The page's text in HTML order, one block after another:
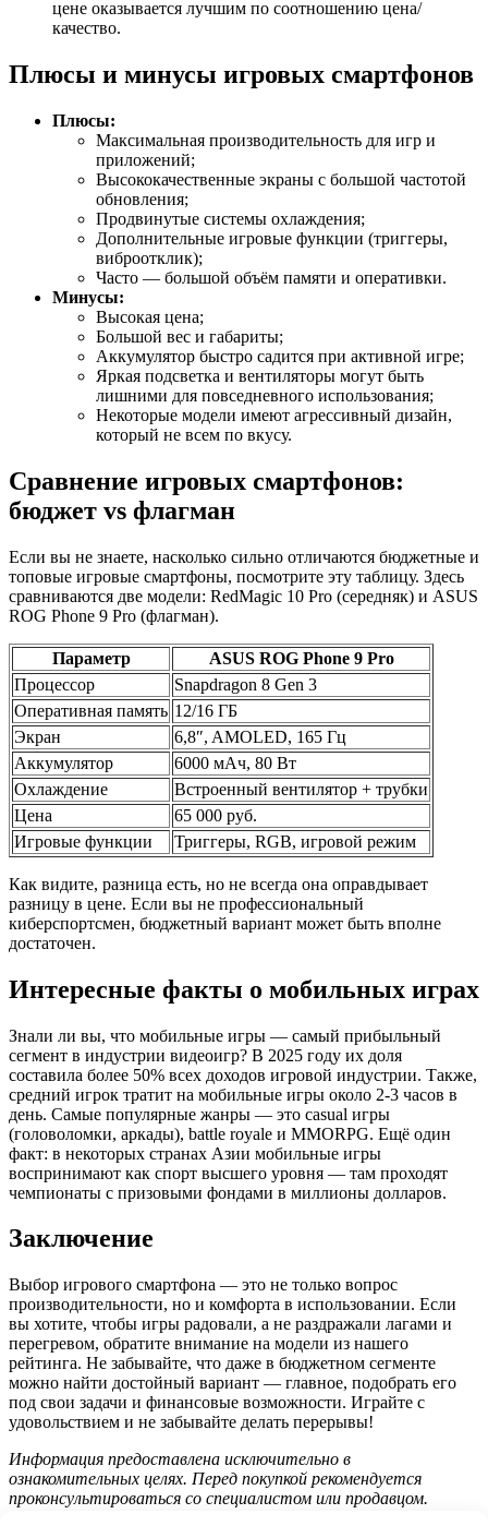
цене оказывается лучшим по соотношению цена/
качество.
Плюсы и минусы игровых смартфонов
Плюсы:
Максимальная производительность для игр и
приложений;
Высококачественные экраны с большой частотой
обновления;
Продвинутые системы охлаждения;
Дополнительные игровые функции (триггеры,
виброотклик);
Часто — большой объём памяти и оперативки.
Минусы:
Высокая цена;
Большой вес и габариты;
Аккумулятор быстро садится при активной игре;
Яркая подсветка и вентиляторы могут быть
лишними для повседневного использования;
Некоторые модели имеют агрессивный дизайн,
который не всем по вкусу.
Сравнение игровых смартфонов:
бюджет vs флагман
Если вы не знаете, насколько сильно отличаются бюджетные и
топовые игровые смартфоны, посмотрите эту таблицу. Здесь
сравниваются две модели: RedMagic 10 Pro (середняк) и ASUS
ROG Phone 9 Pro (флагман).
Параметр
ASUS ROG Phone 9 Pro
Процессор
Snapdragon 8 Gen 3
Оперативная память 12/16 ГБ
Экран
6,8″, AMOLED, 165 Гц
Аккумулятор
6000 мАч, 80 Вт
Охлаждение
Встроенный вентилятор + трубки
Цена
65 000 руб.
Игровые функции
Триггеры, RGB, игровой режим
Как видите, разница есть, но не всегда она оправдывает
разницу в цене. Если вы не профессиональный
киберспортсмен, бюджетный вариант может быть вполне
достаточен.
Интересные факты о мобильных играх
Знали ли вы, что мобильные игры — самый прибыльный
сегмент в индустрии видеоигр? В 2025 году их доля
составила более 50% всех доходов игровой индустрии. Также,
средний игрок тратит на мобильные игры около 2-3 часов в
день. Самые популярные жанры — это casual игры
(головоломки, аркады), battle royale и MMORPG. Ещё один
факт: в некоторых странах Азии мобильные игры
воспринимают как спорт высшего уровня — там проходят
чемпионаты с призовыми фондами в миллионы долларов.
Заключение
Выбор игрового смартфона — это не только вопрос
производительности, но и комфорта в использовании. Если
вы хотите, чтобы игры радовали, а не раздражали лагами и
перегревом, обратите внимание на модели из нашего
рейтинга. Не забывайте, что даже в бюджетном сегменте
можно найти достойный вариант — главное, подобрать его
под свои задачи и финансовые возможности. Играйте с
удовольствием и не забывайте делать перерывы!
Информация предоставлена исключительно в
ознакомительных целях. Перед покупкой рекомендуется
проконсультироваться со специалистом или продавцом.